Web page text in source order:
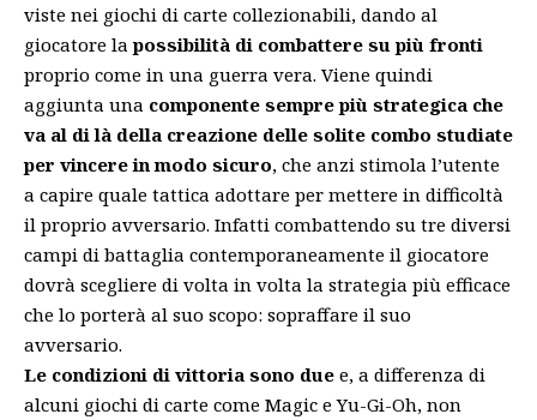
viste nei giochi di carte collezionabili, dando al
giocatore lapossibilità di combattere su più fronti
proprio come in una guerra vera. Viene quindi
aggiunta una componente sempre più strategica che
va al di là della creazione delle solite combo studiate
per vincere in modo sicuro, che anzi stimola l’utente
a capire quale tattica adottare per mettere in difficoltà
il proprio avversario. Infatti combattendo su tre diversi
campi di battaglia contemporaneamente il giocatore
dovrà scegliere di volta in volta la strategia più efficace
che lo porterà al suo scopo: sopraffare il suo
avversario.
Le condizioni di vittoria sono due e, a differenza di
alcuni giochi di carte come Magic e Yu-Gi-Oh, non